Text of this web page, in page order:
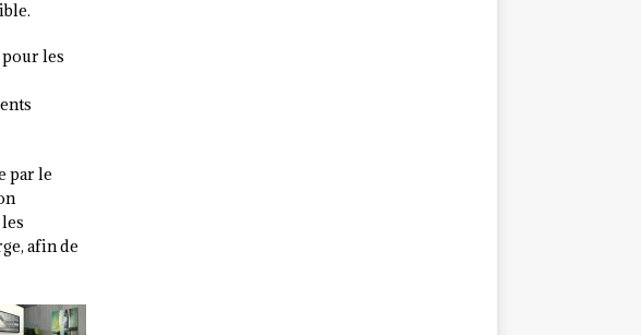
pour les
par le
afin de